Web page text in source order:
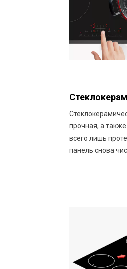
прочная, а
всего лишь
панель снова